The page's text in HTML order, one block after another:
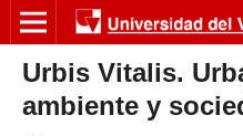
Urbis Vitalis.
ambiente y